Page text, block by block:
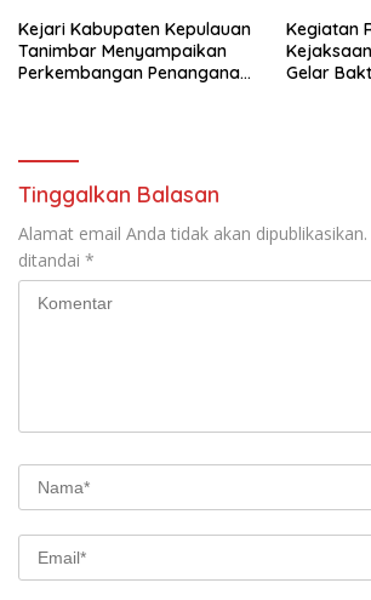
Kejari Kabupaten Kepulauan
Tanimbar Menyampaikan
Perkembangan Penanganan
Kegiatan
Gelar
Tinggalkan Balasan
Alamat email Anda tidak akan dipublikasikan.
ditandai *